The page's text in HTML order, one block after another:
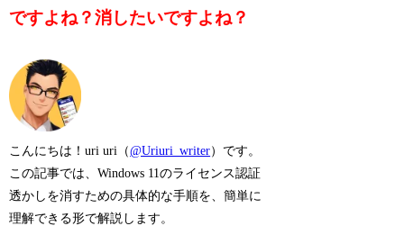
ですよね？消したいですよね？
こんにちは！uri uri（@Uriuri_writer）です。
この記事では、Windows 11のライセンス認証
透かしを消すための具体的な手順を、簡単に
理解できる形で解説します。